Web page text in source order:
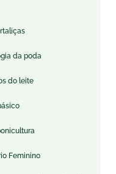
da poda
do leite
Feminino